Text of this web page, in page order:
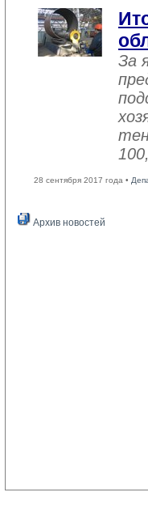
За
28 сентября 2017 года •
Архив новостей